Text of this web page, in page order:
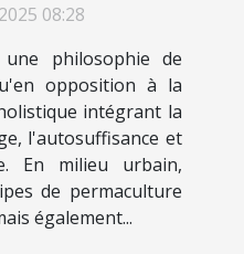
milieu
08:28
philosophie de
opposition à la
intégrant la
l'autosuffisance et
En milieu urbain,
de permaculture
également...